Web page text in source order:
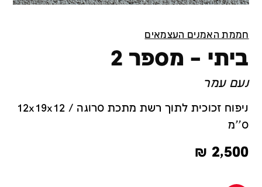
חממת האמנים העצמאים
ביתי – מספר 2
נעם עמר
ניפוח זכוכית לתוך רשת מתכת סרוגה / 12x19x12
ס''מ
2,500
₪